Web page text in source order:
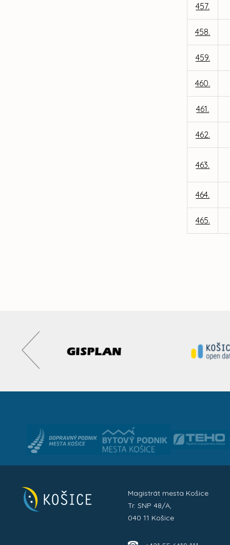
457.
458.
459.
460.
461.
462.
463.
464.
465.
Magistrát mesta Košice
Tr. SNP 48/A,
040 11 Košice